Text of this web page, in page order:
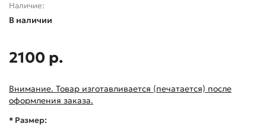
Наличие:
В наличии
2100 р.
Внимание. Товар изготавливается (печатается) после
оформления заказа.
* Размер: